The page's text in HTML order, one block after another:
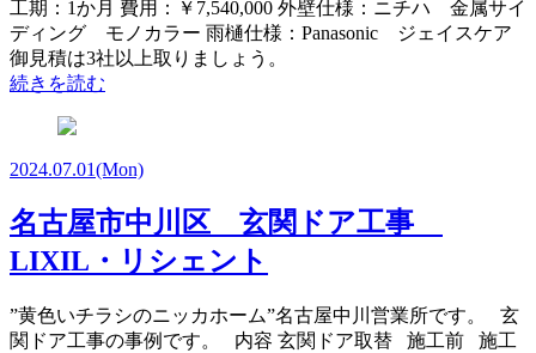
工期：1か月 費用：￥7,540,000 外壁仕様：ニチハ 金属サイ
ディング モノカラー 雨樋仕様：Panasonic ジェイスケア
御見積は3社以上取りましょう。
続きを読む
2024.07.01(Mon)
名古屋市中川区 玄関ドア工事
LIXIL・リシェント
”黄色いチラシのニッカホーム”名古屋中川営業所です。 玄
関ドア工事の事例です。 内容 玄関ドア取替 施工前 施工